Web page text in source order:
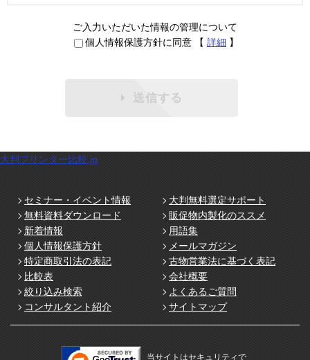
ご入力いただいた情報の管理について
個人情報保護方針に同意 【 詳細 】
送信する
大判プリンター比較.jp
セミナー・イベント情報
大判無料選定サポート
無料資料ダウンロード
販促物内製化のススメ
新着情報
用語集
個人情報保護方針
メールマガジン
特定商取引法の表記
古物営業法に基づく表記
比較表
会社概要
絞り込み検索
よくあるご質問
コンサルタント紹介
サイトマップ
当サイトはセキュリティで